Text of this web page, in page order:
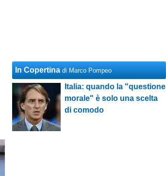
In Copertina di Marco Pompeo
Italia: quando la "questione
morale" è solo una scelta
di comodo